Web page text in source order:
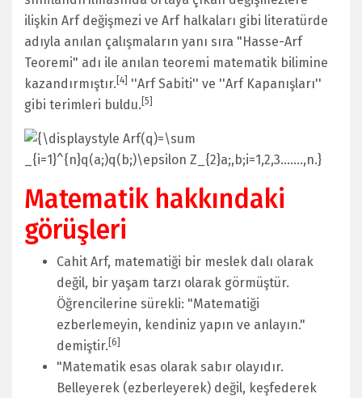
ilişkin Arf değişmezi ve Arf halkaları gibi literatürde
adıyla anılan çalışmaların yanı sıra "Hasse-Arf
Teoremi" adı ile anılan teoremi matematik bilimine
kazandırmıştır. 4
''Arf Sabiti'' ve ''Arf Kapanışları''
gibi terimleri buldu. 5
Matematik hakkındaki
görüşleri
Cahit Arf, matematiği bir meslek dalı olarak
değil, bir yaşam tarzı olarak görmüştür.
Öğrencilerine sürekli: "Matematiği
ezberlemeyin, kendiniz yapın ve anlayın."
demiştir. 6
"Matematik esas olarak sabır olayıdır.
Belleyerek (ezberleyerek) değil, keşfederek